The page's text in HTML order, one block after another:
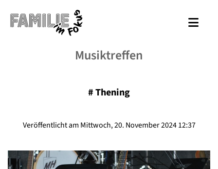
Musiktreffen
#Thening
Veröffentlicht am Mittwoch, 20. November 2024 12:37